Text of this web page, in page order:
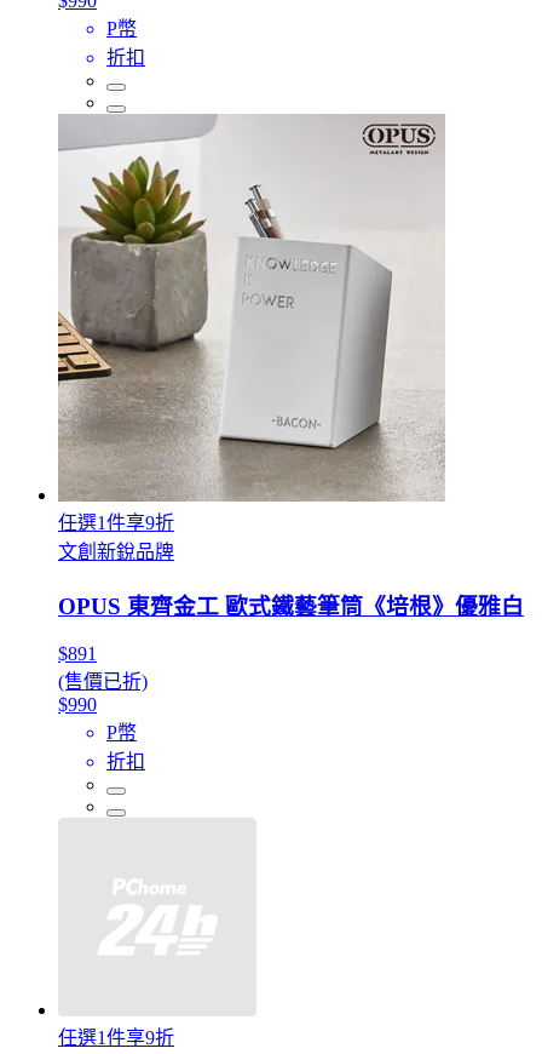
P幣
折扣
任選1件享9折
文創新銳品牌
OPUS 東齊金工 歐式鐵藝筆筒《培根》優雅白
$891
(售價已折)
$990
P幣
折扣
任選1件享9折